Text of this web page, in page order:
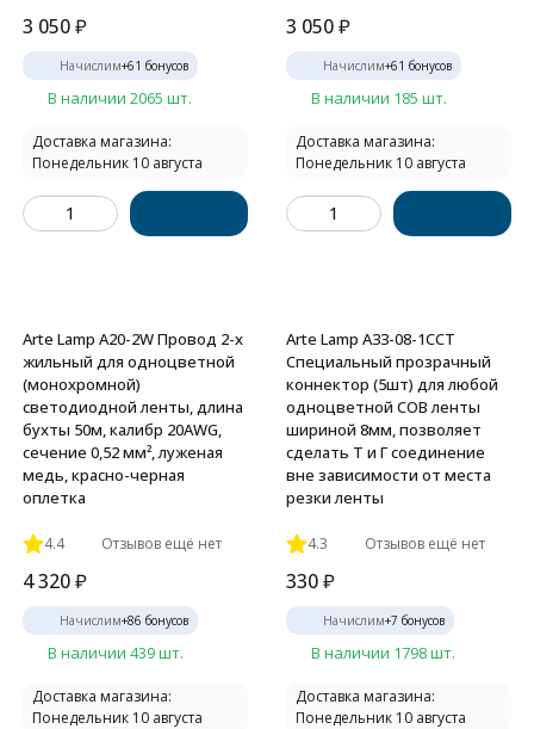
3 050₽
Начислим+61 бонусов
В наличии 2065 шт.
Доставка магазина:
Понедельник 10 августа
3 050₽
Начислим+61 бонусов
В наличии 185 шт.
Доставка магазина:
Понедельник 10 августа
Arte Lamp A20-2W Провод 2-х
жильный для одноцветной
(монохромной)
светодиодной ленты, длина
бухты 50м, калибр 20AWG,
сечение 0,52 мм², луженая
медь, красно-черная
оплетка
4.4 Отзывов ещё нет
4 320₽
Начислим+86 бонусов
В наличии 439 шт.
Доставка магазина:
Понедельник 10 августа
Arte Lamp A33-08-1CCT
Специальный прозрачный
коннектор (5шт) для любой
одноцветной COB ленты
шириной 8мм, позволяет
сделать Т и Г соединение
вне зависимости от места
резки ленты
4.3 Отзывов ещё нет
330₽
Начислим+7 бонусов
В наличии 1798 шт.
Доставка магазина:
Понедельник 10 августа